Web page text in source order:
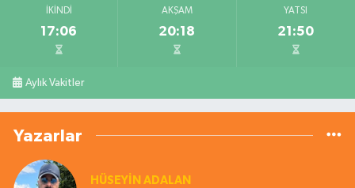
İKINDI
17:06
AKŞAM
20:18
YATSI
21:50
Aylık Vakitler
Yazarlar
HÜSEYIN ADALAN